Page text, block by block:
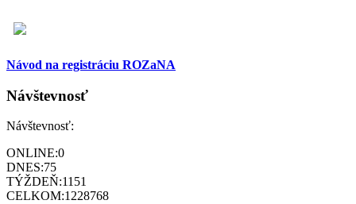
Návod na registráciu ROZaNA
Návštevnosť
Návštevnosť:
ONLINE:0
DNES:75
TÝŽDEŇ:1151
CELKOM:1228768